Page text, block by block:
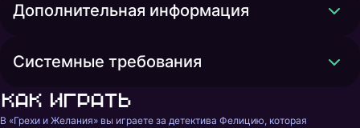
Дополнительная информация
Системные требования
Как играть
В «Грехи и Желания» вы играете за детектива Фелицию, которая